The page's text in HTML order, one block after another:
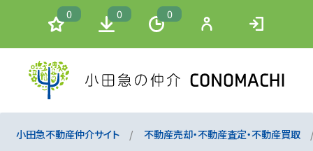
0 0 0
小田急不動産仲介サイト 不動産売却・不動産査定・不動産買取